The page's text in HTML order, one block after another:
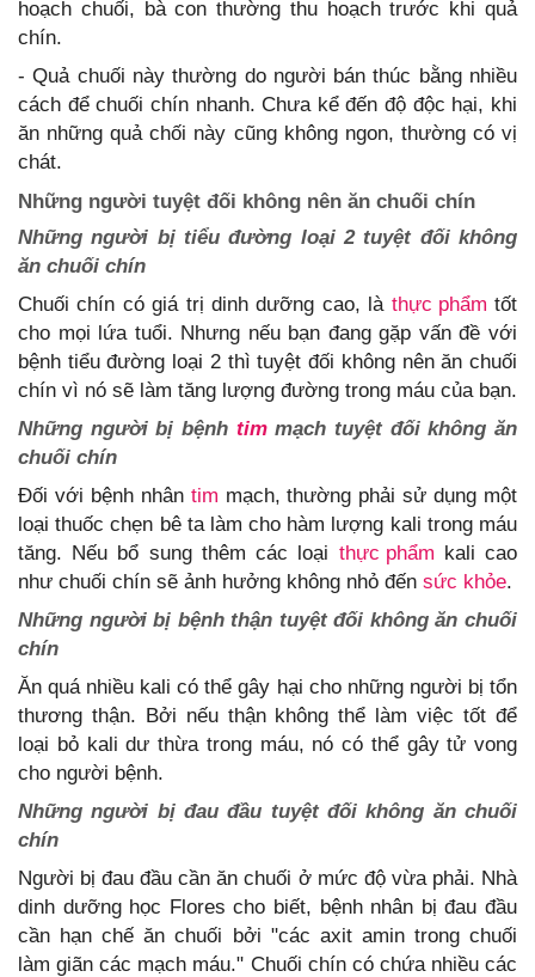
hoạch chuối, bà con thường thu hoạch trước khi quả
chín.
- Quả chuối này thường do người bán thúc bằng nhiều
cách để chuối chín nhanh. Chưa kể đến độ độc hại, khi
ăn những quả chối này cũng không ngon, thường có vị
chát.
Những người tuyệt đối không nên ăn chuối chín
Những người bị tiểu đường loại 2 tuyệt đối không
ăn chuối chín
Chuối chín có giá trị dinh dưỡng cao, là thực phẩm tốt
cho mọi lứa tuổi. Nhưng nếu bạn đang gặp vấn đề với
bệnh tiểu đường loại 2 thì tuyệt đối không nên ăn chuối
chín vì nó sẽ làm tăng lượng đường trong máu của bạn.
Những người bị bệnh timmạch tuyệt đối không ăn
chuối chín
Đối với bệnh nhân tim mạch, thường phải sử dụng một
loại thuốc chẹn bê ta làm cho hàm lượng kali trong máu
tăng. Nếu bổ sung thêm các loại thực phẩm kali cao
như chuối chín sẽ ảnh hưởng không nhỏ đến sức khỏe.
Những người bị bệnh thận tuyệt đối không ăn chuối
chín
Ăn quá nhiều kali có thể gây hại cho những người bị tổn
thương thận. Bởi nếu thận không thể làm việc tốt để
loại bỏ kali dư ​​thừa trong máu, nó có thể gây tử vong
cho người bệnh.
Những người bị đau đầu tuyệt đối không ăn chuối
chín
Người bị đau đầu cần ăn chuối ở mức độ vừa phải. Nhà
dinh dưỡng học Flores cho biết, bệnh nhân bị đau đầu
cần hạn chế ăn chuối bởi "các axit amin trong chuối
làm giãn các mạch máu." Chuối chín có chứa nhiều các